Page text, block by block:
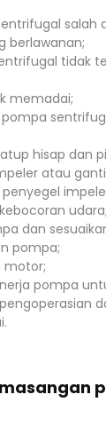
salah
berlawanan;
tidak
memadai;
hisap dan
atau
udara;
dan
pompa;
motor;
pompa